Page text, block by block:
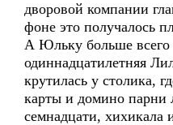
дворовой компании
фоне это получалось
А Юльку больше всего
одиннадцатилетняя
крутилась у столика,
карты и домино парни
семнадцати, хихикала